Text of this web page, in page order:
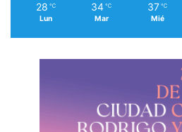
28 ℃
Lun
34 ℃
Mar
37 ℃
Mié